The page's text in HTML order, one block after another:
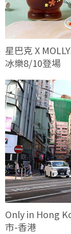
星巴克 X
冰樂8/10登場
Only in Hong
市-香港